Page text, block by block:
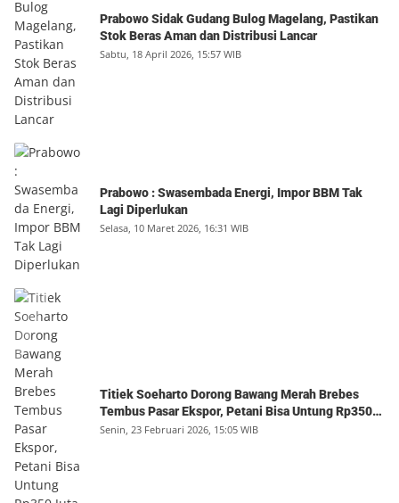
Prabowo Sidak Gudang Bulog Magelang, Pastikan
Stok Beras Aman dan Distribusi Lancar
Sabtu, 18 April 2026, 15:57 WIB
Prabowo : Swasembada Energi, Impor BBM Tak
Lagi Diperlukan
Selasa, 10 Maret 2026, 16:31 WIB
Titiek Soeharto Dorong Bawang Merah Brebes
Tembus Pasar Ekspor, Petani Bisa Untung Rp350
Juta per Hektare
Senin, 23 Februari 2026, 15:05 WIB